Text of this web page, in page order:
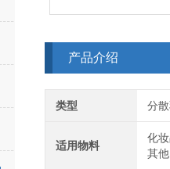
产品介绍
类型 分
适用物料
化
其他